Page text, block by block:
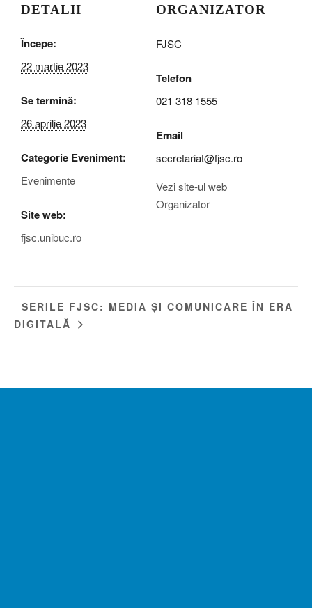
DETALII
Începe:
22 martie 2023
Se termină:
26 aprilie 2023
Categorie Eveniment:
Evenimente
Site web:
fjsc.unibuc.ro
ORGANIZATOR
FJSC
Telefon
021 318 1555
Email
secretariat@fjsc.ro
Vezi site-ul web
Organizator
SERILE FJSC: MEDIA ȘI COMUNICARE ÎN ERA
DIGITALĂ